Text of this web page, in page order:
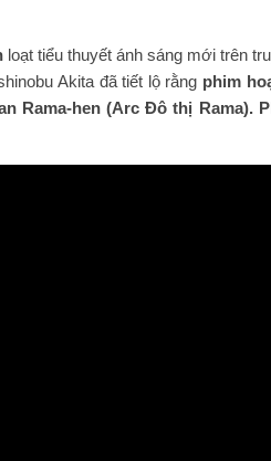
loạt tiểu thuyết ánh sáng mới trên
Akita đã tiết lộ rằng phim
Rama-hen (Arc Đô thị Rama).